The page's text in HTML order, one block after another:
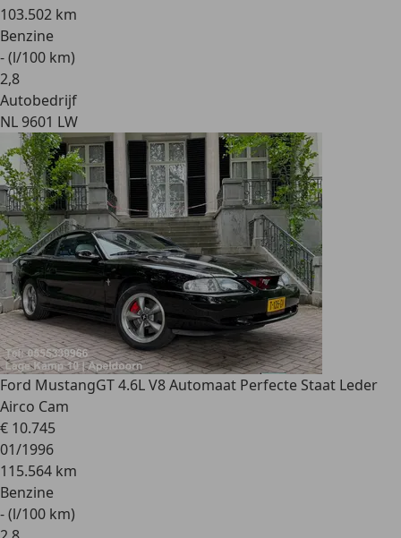
103.502 km
Benzine
- (l/100 km)
2,8
Autobedrijf
NL 9601 LW
Ford MustangGT 4.6L V8 Automaat Perfecte Staat Leder
Airco Cam
€ 10.745
01/1996
115.564 km
Benzine
- (l/100 km)